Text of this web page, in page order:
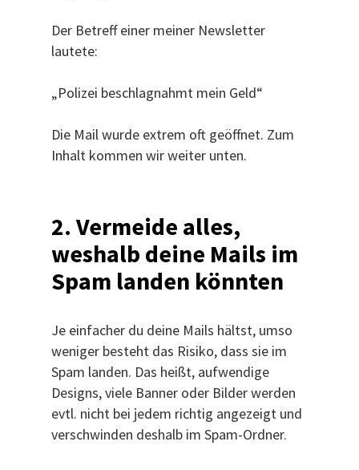
Der Betreff einer meiner Newsletter
lautete:
„Polizei beschlagnahmt mein Geld“
Die Mail wurde extrem oft geöffnet. Zum
Inhalt kommen wir weiter unten.
2. Vermeide alles,
weshalb deine Mails im
Spam landen könnten
Je einfacher du deine Mails hältst, umso
weniger besteht das Risiko, dass sie im
Spam landen. Das heißt, aufwendige
Designs, viele Banner oder Bilder werden
evtl. nicht bei jedem richtig angezeigt und
verschwinden deshalb im Spam-Ordner.